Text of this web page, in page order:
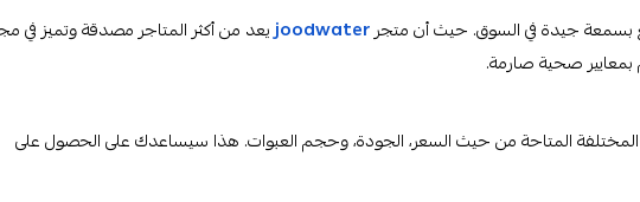
بسمعة جيدة في السوق. حيث أن متجرjoodwaterيعد من أكثر المتاجر مصدقة وتميز في
بمعايير صحية صارمة.
المختلفة المتاحة من حيث السعر، الجودة، وحجم العبوات. هذا سيساعدك على الحصول على